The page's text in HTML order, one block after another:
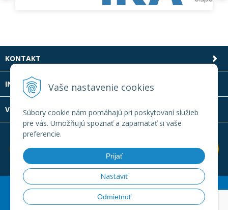
Vaše nastavenie cookies
Súbory cookie nám pomáhajú pri poskytovaní služieb
pre vás. Umožňujú spoznať a zapamätať si vaše
preferencie.
Prijať
Nastaviť
Odmietnuť
KONTAKT
INFOLINKA
VŠETKO O NÁKUPE
© 2026 Laboratornatechnika.sk •Created
e-shop Pohoda
connectorbyNextCom s.r.o.